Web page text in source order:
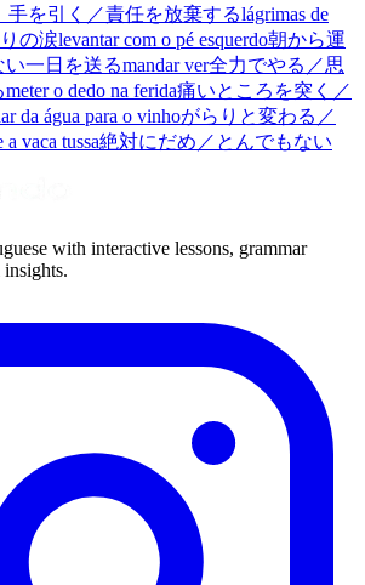
手を引く／責任を放棄するlágrimas de
の涙levantar com o pé esquerdo朝から運
一日を送るmandar ver全力でやる／思
meter o dedo na ferida痛いところを突く／
da água para o vinhoがらりと変わる／
a vaca tussa絶対にだめ／とんでもない
with interactive lessons, grammar
insights.